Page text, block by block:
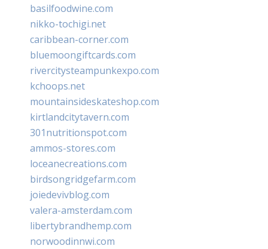
basilfoodwine.com
nikko-tochigi.net
caribbean-corner.com
bluemoongiftcards.com
rivercitysteampunkexpo.com
kchoops.net
mountainsideskateshop.com
kirtlandcitytavern.com
301nutritionspot.com
ammos-stores.com
loceanecreations.com
birdsongridgefarm.com
joiedevivblog.com
valera-amsterdam.com
libertybrandhemp.com
norwoodinnwi.com